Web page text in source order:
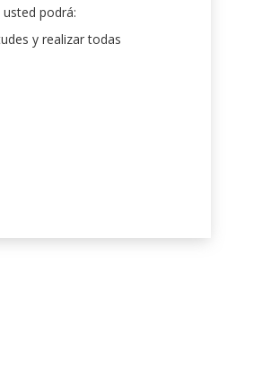
podrá:
y realizar todas